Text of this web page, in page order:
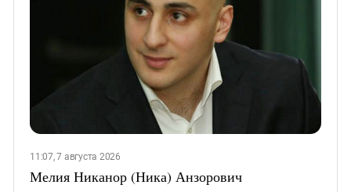
11:07, 7 августа 2026
Мелия Никанор (Ника) Анзорович